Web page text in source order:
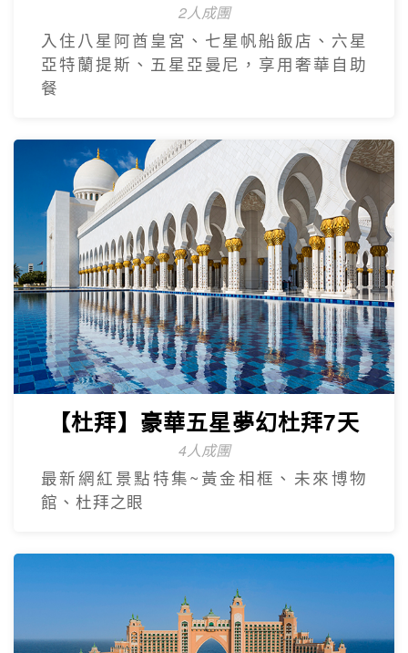
2人成團
入住八星阿酋皇宮、七星帆船飯店、六星
亞特蘭提斯、五星亞曼尼，享用奢華自助
餐
【杜拜】豪華五星夢幻杜拜7天
4人成團
最新網紅景點特集~黃金相框、未來博物
館、杜拜之眼